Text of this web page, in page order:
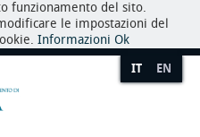
funzionamento del sito.
le impostazioni del
Informazioni Ok
IT EN